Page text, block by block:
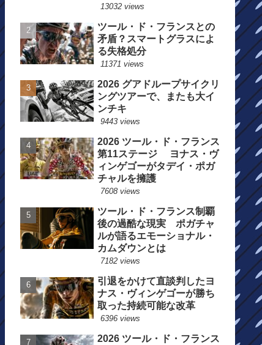
か？
13032 views
ツール・ド・フランスとの
矛盾？スマートグラスによ
る失格処分
11371 views
2026 グアドループサイクリ
ングツアーで、またも大イ
ンチキ
9443 views
2026 ツール・ド・フランス
第11ステージ ヨナス・ヴ
ィンゲゴーがタデイ・ポガ
チャルを擁護
7608 views
ツール・ド・フランス制覇
後の過酷な現実 ポガチャ
ルが語るエモーショナル・
カムダウンとは
7182 views
引退をかけて直談判したヨ
ナス・ヴィンゲゴーが勝ち
取った持続可能な改革
6396 views
2026 ツール・ド・フランス